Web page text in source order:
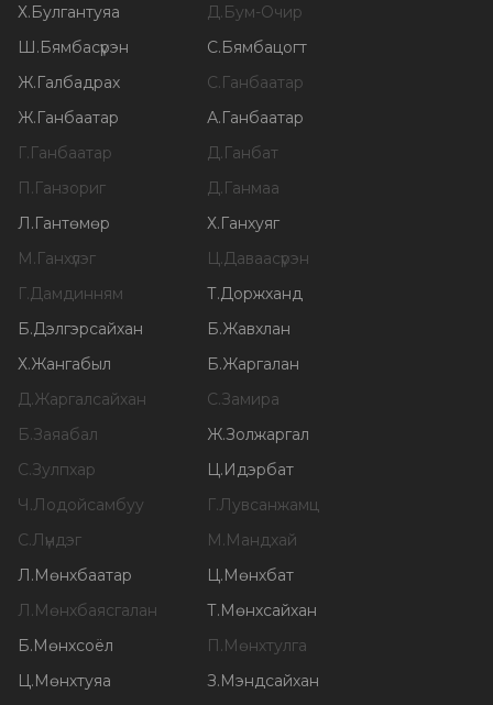
Х.Булгантуяа Д.Бум-Очир
Ш.Бямбасүрэн С.Бямбацогт
Ж.Галбадрах С.Ганбаатар
Ж.Ганбаатар А.Ганбаатар
Г.Ганбаатар Д.Ганбат
П.Ганзориг Д.Ганмаа
Л.Гантөмөр Х.Ганхуяг
М.Ганхүлэг Ц.Даваасүрэн
Г.Дамдинням Т.Доржханд
Б.Дэлгэрсайхан Б.Жавхлан
Х.Жангабыл Б.Жаргалан
Д.Жаргалсайхан С.Замира
Б.Заяабал Ж.Золжаргал
С.Зулпхар Ц.Идэрбат
Ч.Лодойсамбуу Г.Лувсанжамц
С.Лүндэг М.Мандхай
Л.Мөнхбаатар Ц.Мөнхбат
Л.Мөнхбаясгалан Т.Мөнхсайхан
Б.Мөнхсоёл П.Мөнхтулга
Ц.Мөнхтуяа З.Мэндсайхан